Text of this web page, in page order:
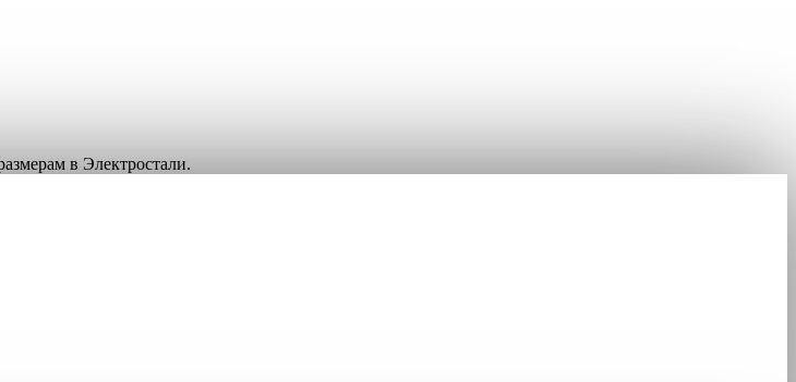
в Электростали.